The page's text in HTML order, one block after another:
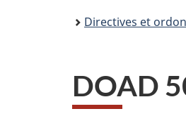
Directives et
DOAD